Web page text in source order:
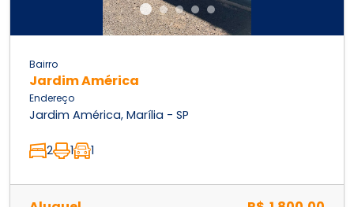
Bairro
Jardim América
Endereço
Jardim América, Marília - SP
2 1 1